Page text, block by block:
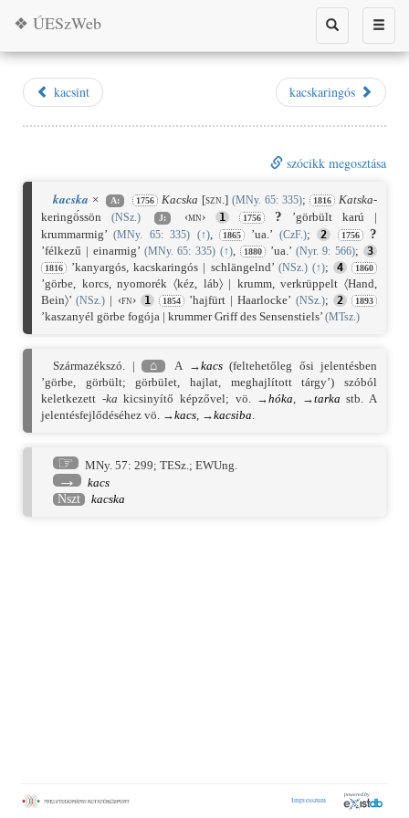
Toggle
Toggle
search
❖ ÚESzWeb
kacsint kacskaringós
szócikk megosztása
kacska × A: 1756 Kacska [szn.] (MNy. 65: 335); 1816 Katska-
keringö́ssön (NSz.) J: ‹mn› 1 1756 ? ’görbült karú |
krummarmig’(MNy. 65: 335) (↑), 1865 ’ua.’ (CzF.); 2 1756 ?
’félkezű | einarmig’ (MNy. 65: 335) (↑), 1880 ’ua.’ (Nyr. 9: 566); 3
1816 ’kanyargós, kacskaringós | schlängelnd’ (NSz.) (↑); 4 1860
’görbe, korcs, nyomorék 〈kéz, láb〉 | krumm, verkrüppelt 〈Hand,
Bein〉’(NSz.) | ‹fn› 1 1854 ’hajfürt | Haarlocke’ (NSz.); 2 1893
’kaszanyél görbe fogója | krummer Griff des Sensenstiels’ (MTsz.)
Származékszó. | ⌂ A →kacs(feltehetőleg ősi jelentésben
’görbe, görbült; görbület, hajlat, meghajlított tárgy’) szóból
keletkezett -ka kicsinyítő képzővel; vö. →hóka, →tarka stb. A
jelentésfejlődéséhez vö. →kacs, →kacsiba.
☞ MNy. 57: 299;TESz.;EWUng.
→
kacs
Nszt
kacska